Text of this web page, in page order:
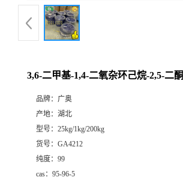
3,6-二甲基-1,4-二氧杂环己烷-2,5-二酮
品牌： 广奥
产地： 湖北
型号： 25kg/1kg/200kg
货号： GA4212
纯度： 99
cas： 95-96-5